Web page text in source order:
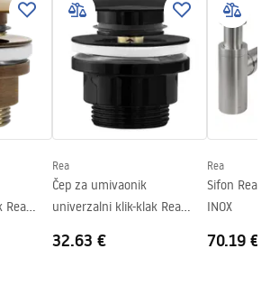
Sjajni
410mm
340
mm
145 mm
110mm
Ne
Właściwości Użytkowych
WHITE Deklaracja.pdf
Rea
Rea
Čep za umivaonik
univerzalni klik-klak Rea
32.63 €
Rea
Sifon Rea
INOX
70.19 €